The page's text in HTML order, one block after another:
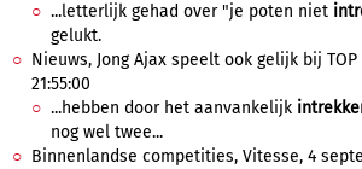
...letterlijk gehad over "je poten niet
gelukt.
Nieuws, Jong Ajax speelt ook gelijk bij TOP
21:55:00
...hebben door het aanvankelijk
nog wel twee...
Binnenlandse competities, Vitesse, 4